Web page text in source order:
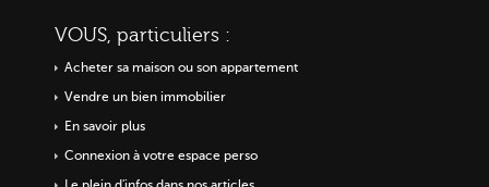
VOUS, particuliers :
Acheter sa maison ou son appartement
Vendre un bien immobilier
En savoir plus
Connexion à votre espace perso